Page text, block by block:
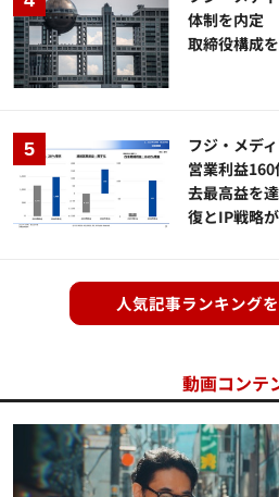
体制を内定
取締役構成
フジ・メデ
営業利益
去最高益を
復とIP戦略
人気記事ランキング
動画コンテ